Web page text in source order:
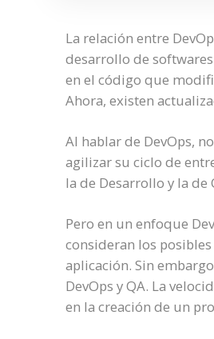
La relación entre
desarrollo de
en el código que
Ahora, existen
Al hablar de DevOps,
agilizar su ciclo de
la de Desarrollo y la de
Pero en un enfoque
consideran los
aplicación. Sin
DevOps y QA. La
en la creación de un